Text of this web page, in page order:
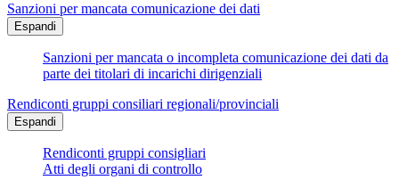
Sanzioni per mancata comunicazione dei dati
Espandi
Sanzioni per mancata o incompleta comunicazione dei dati da
parte dei titolari di incarichi dirigenziali
Rendiconti gruppi consiliari regionali/provinciali
Espandi
Rendiconti gruppi consigliari
Atti degli organi di controllo